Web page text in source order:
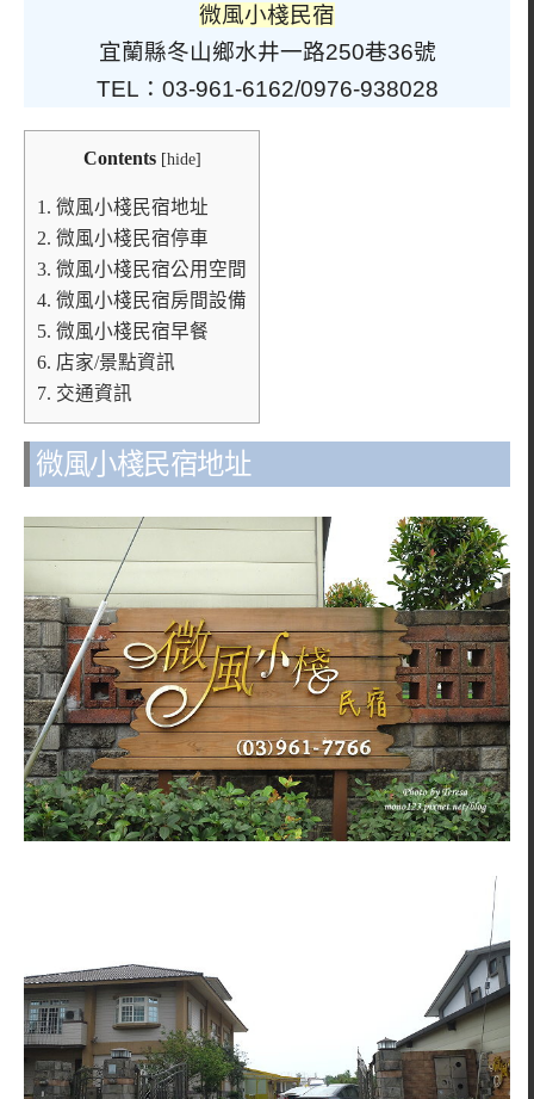
微風小棧民宿
宜蘭縣冬山鄉水井一路250巷36號
TEL：03-961-6162/0976-938028
Contents [hide]
1. 微風小棧民宿地址
2. 微風小棧民宿停車
3. 微風小棧民宿公用空間
4. 微風小棧民宿房間設備
5. 微風小棧民宿早餐
6. 店家/景點資訊
7. 交通資訊
微風小棧民宿地址